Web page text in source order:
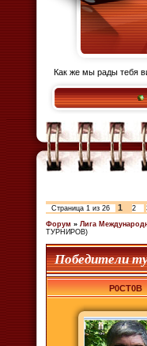
Как же мы рады тебя
Страница 1 из 26 1 2
Форум » Лига
ТУРНИРОВ)
Победители
P0CT0B